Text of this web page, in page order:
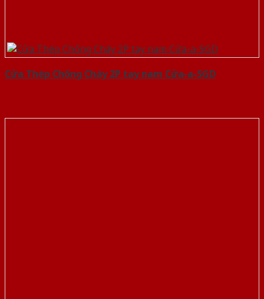
Cửa Thép Chống Cháy 2P tay nam Cửa-a-SGD